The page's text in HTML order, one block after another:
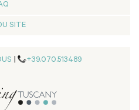
SITE
| +39.070.513489